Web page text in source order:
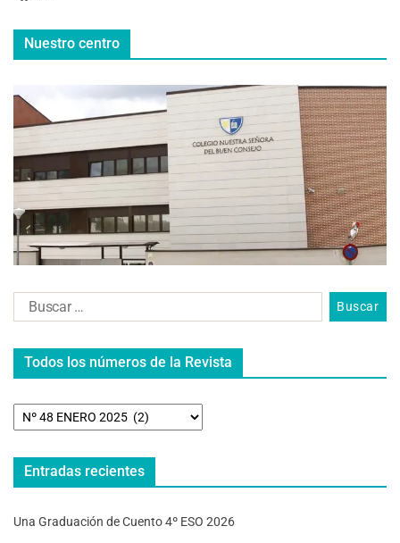
Nuestro centro
Todos los números de la Revista
Entradas recientes
Una Graduación de Cuento 4º ESO 2026